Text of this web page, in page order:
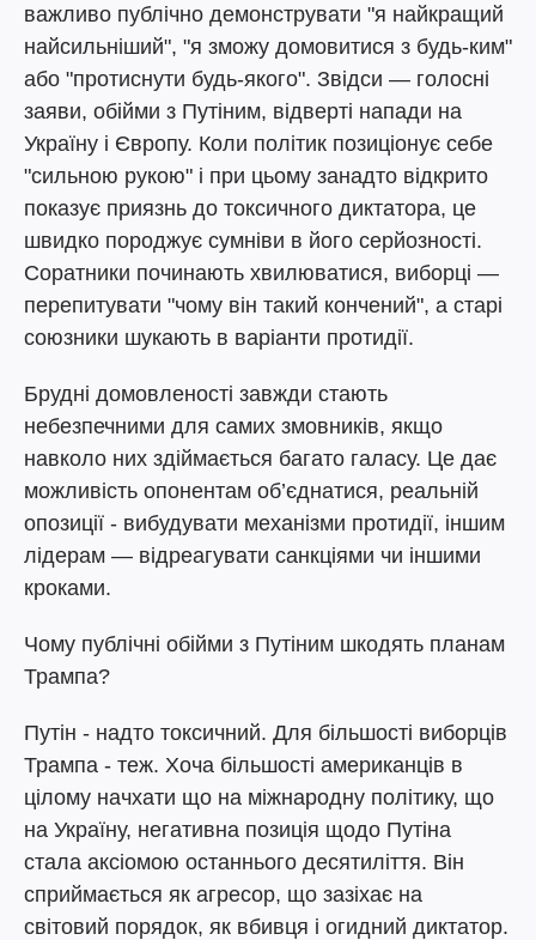
важливо публічно демонструвати "я найкращий
найсильніший", "я зможу домовитися з будь-ким"
або "протиснути будь-якого". Звідси — голосні
заяви, обійми з Путіним, відверті напади на
Україну і Європу. Коли політик позиціонує себе
"сильною рукою" і при цьому занадто відкрито
показує приязнь до токсичного диктатора, це
швидко породжує сумніви в його серйозності.
Соратники починають хвилюватися, виборці —
перепитувати "чому він такий кончений", а старі
союзники шукають в варіанти протидії.
Брудні домовленості завжди стають
небезпечними для самих змовників, якщо
навколо них здіймається багато галасу. Це дає
можливість опонентам об’єднатися, реальній
опозиції - вибудувати механізми протидії, іншим
лідерам — відреагувати санкціями чи іншими
кроками.
Чому публічні обійми з Путіним шкодять планам
Трампа?
Путін - надто токсичний. Для більшості виборців
Трампа - теж. Хоча більшості американців в
цілому начхати що на міжнародну політику, що
на Україну, негативна позиція щодо Путіна
стала аксіомою останнього десятиліття. Він
сприймається як агресор, що зазіхає на
світовий порядок, як вбивця і огидний диктатор.